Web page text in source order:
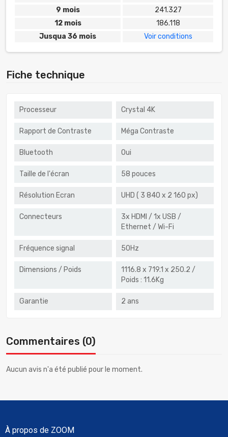
9 mois
241.327
12 mois
186.118
Jusqua 36 mois
Voir conditions
Fiche technique
Processeur Crystal 4K
Rapport de Contraste Méga Contraste
Bluetooth Oui
Taille de l'écran 58 pouces
Résolution Ecran UHD ( 3 840 x 2 160 px)
Connecteurs
3x HDMI / 1x USB /
Ethernet / Wi-Fi
Fréquence signal 50Hz
Dimensions / Poids
1116.8 x 719.1 x 250.2 /
Poids : 11.6Kg
Garantie 2 ans
Commentaires (0)
Aucun avis n'a été publié pour le moment.
À propos de ZOOM